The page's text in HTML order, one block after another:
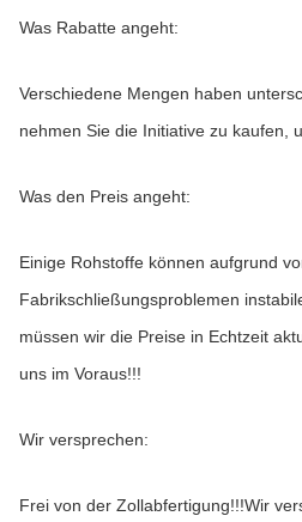
Was Rabatte angeht:
Verschiedene Mengen haben
nehmen Sie die Initiative zu kaufen,
Was den Preis angeht:
Einige Rohstoffe können aufgrund
Fabrikschließungsproblemen
müssen wir die Preise in Echtzeit
uns im Voraus!!!
Wir versprechen:
Frei von der Zollabfertigung!!!Wir